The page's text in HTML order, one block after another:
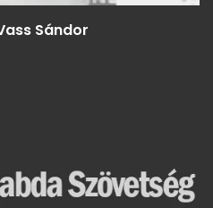
Sándor